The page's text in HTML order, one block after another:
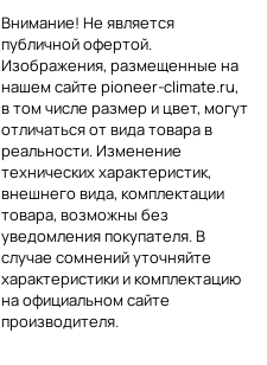
Внимание! Не является
публичной офертой.
Изображения, размещенные на
нашем сайте pioneer-climate.ru,
в том числе размер и цвет, могут
отличаться от вида товара в
реальности. Изменение
технических характеристик,
внешнего вида, комплектации
товара, возможны без
уведомления покупателя. В
случае сомнений уточняйте
характеристики и комплектацию
на официальном сайте
производителя.